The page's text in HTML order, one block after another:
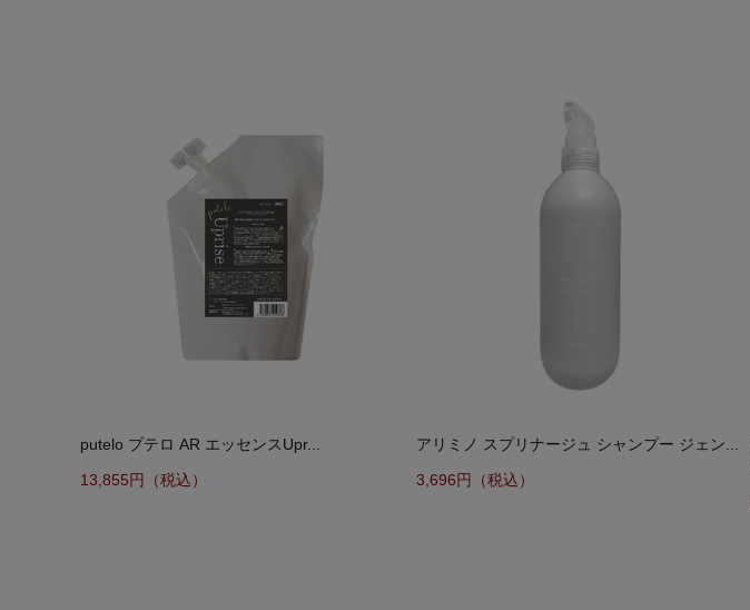
putelo プテロ AR エッセンスUpr...
13,855円（税込）
アリミノ スプリナージュ シャンプー ジェン...
3,696円（税込）